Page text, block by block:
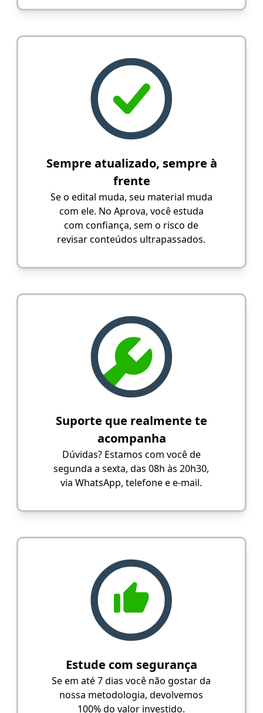
Sempre atualizado, sempre à
frente
Se o edital muda, seu material muda
com ele. No Aprova, você estuda
com confiança, sem o risco de
revisar conteúdos ultrapassados.
Suporte que realmente te
acompanha
Dúvidas? Estamos com você de
segunda a sexta, das 08h às 20h30,
via WhatsApp, telefone e e-mail.
Estude com segurança
Se em até 7 dias você não gostar da
nossa metodologia, devolvemos
100% do valor investido.